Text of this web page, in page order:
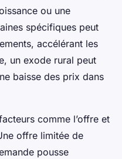
ou une
spécifiques peut
accélérant les
un exode rural peut
baisse des prix dans
comme l’offre et
offre limitée de
pousse